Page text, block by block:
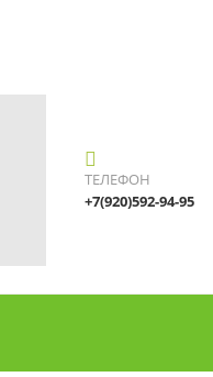
ТЕЛЕФОН
+7(920)592-94-95